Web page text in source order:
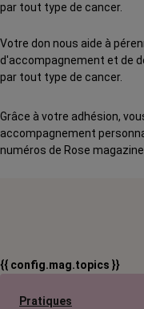
par tout type de cancer.
Votre don nous aide à
d'accompagnement et de
par tout type de cancer.
Grâce à votre adhésion,
accompagnement
numéros de Rose magazine
{{ config.mag.topics }}
Pratiques